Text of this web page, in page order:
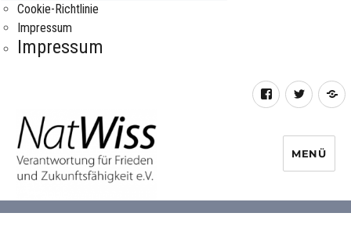
Cookie-Richtlinie
Impressum
Impressum
FacebookTwitter
MENÜ